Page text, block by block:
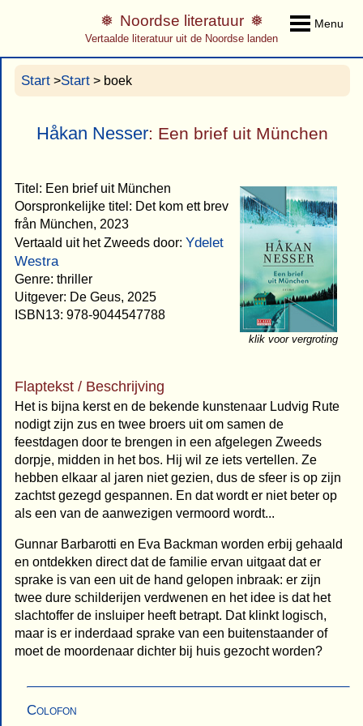
Menu
Noordse literatuur
Vertaalde literatuur uit de Noordse landen
Start >Start > boek
Håkan Nesser: Een brief uit München
klik voor vergroting
Titel: Een brief uit München
Oorspronkelijke titel: Det kom ett brev
från München, 2023
Vertaald uit het Zweeds door: Ydelet
Westra
Genre: thriller
Uitgever: De Geus, 2025
ISBN13: 978-9044547788
Flaptekst / Beschrijving
Het is bijna kerst en de bekende kunstenaar Ludvig Rute
nodigt zijn zus en twee broers uit om samen de
feestdagen door te brengen in een afgelegen Zweeds
dorpje, midden in het bos. Hij wil ze iets vertellen. Ze
hebben elkaar al jaren niet gezien, dus de sfeer is op zijn
zachtst gezegd gespannen. En dat wordt er niet beter op
als een van de aanwezigen vermoord wordt...
Gunnar Barbarotti en Eva Backman worden erbij gehaald
en ontdekken direct dat de familie ervan uitgaat dat er
sprake is van een uit de hand gelopen inbraak: er zijn
twee dure schilderijen verdwenen en het idee is dat het
slachtoffer de insluiper heeft betrapt. Dat klinkt logisch,
maar is er inderdaad sprake van een buitenstaander of
moet de moordenaar dichter bij huis gezocht worden?
Colofon